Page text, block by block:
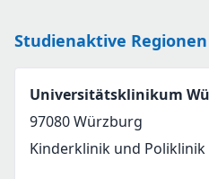
Studienaktive Regionen
Universitätsklinikum
97080Würzburg
Kinderklinik und Poliklinik